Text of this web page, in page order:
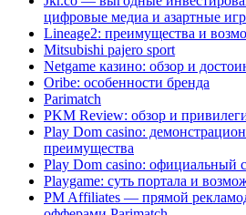
цифровые медиа и азартные
Lineage2: преимущества и
Mitsubishi pajero sport
Netgame казино: обзор и
Oribe: особенности бренда
Parimatch
PKM Review: обзор и
Play Dom casino:
преимущества
Play Dom casino: официальный
Playgame: суть портала и
PM Affiliates — прямой